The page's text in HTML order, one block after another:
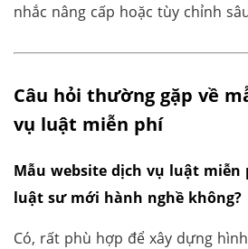
nhắc nâng cấp hoặc tùy chỉnh
Câu hỏi thường gặp về
vụ luật miễn phí
Mẫu website dịch vụ luật miễn
luật sư mới hành nghề không?
Có, rất phù hợp để xây dựng